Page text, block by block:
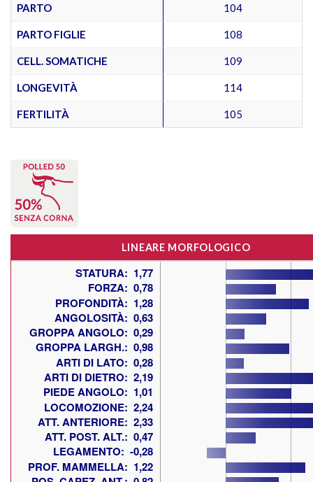
PARTO 104
PARTO FIGLIE 108
CELL. SOMATICHE 109
LONGEVITÀ 114
FERTILITÀ 105
LINEARE MORFOLOGICO